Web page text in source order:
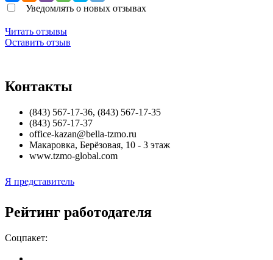
Уведомлять о новых отзывах
Читать отзывы
Оставить отзыв
Контакты
(843) 567-17-36, (843) 567-17-35
(843) 567-17-37
office-kazan@bella-tzmo.ru
Макаровка, Берёзовая, 10 - 3 этаж
www.tzmo-global.com
Я представитель
Рейтинг работодателя
Соцпакет: